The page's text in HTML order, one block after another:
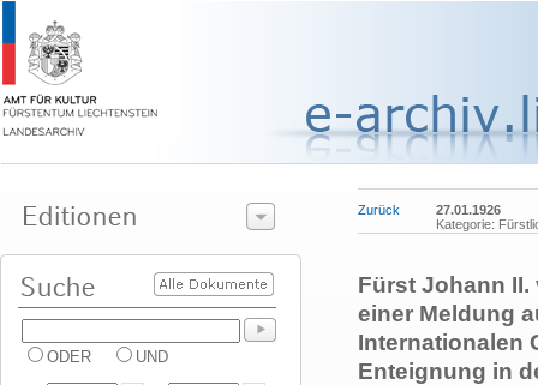
ODER UND
Zurück
27.01.1926
Kategorie:
Fürst Johann
einer Meldung
Internationalen
Enteignung in